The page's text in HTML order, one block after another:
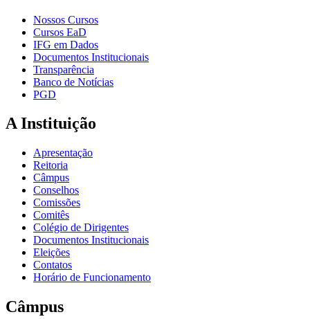
Nossos Cursos
Cursos EaD
IFG em Dados
Documentos Institucionais
Transparência
Banco de Notícias
PGD
A Instituição
Apresentação
Reitoria
Câmpus
Conselhos
Comissões
Comitês
Colégio de Dirigentes
Documentos Institucionais
Eleições
Contatos
Horário de Funcionamento
Câmpus